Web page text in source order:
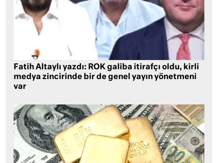
Fatih Altaylı yazdı: ROK galiba itirafçı oldu, kirli
medya zincirinde bir de genel yayın yönetmeni
var